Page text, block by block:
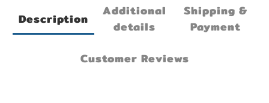
Description
Additional
details
Shipping &
Payment
Customer Reviews